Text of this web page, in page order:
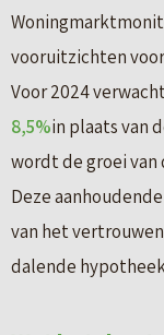
vooruitzichten
Voor 2024
8,5%in plaats van
wordt de groei van
Deze
van het
dalende